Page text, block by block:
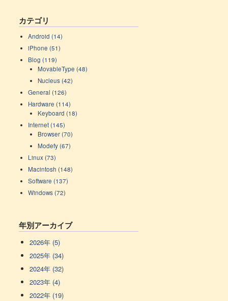
カテゴリ
Android (14)
iPhone (51)
Blog (119)
MovableType (48)
Nucleus (42)
General (126)
Hardware (114)
Keyboard (18)
Internet (145)
Browser (70)
Modefy (67)
Linux (73)
Macintosh (148)
Software (137)
Windows (72)
年別アーカイブ
2026年 (5)
2025年 (34)
2024年 (32)
2023年 (4)
2022年 (19)